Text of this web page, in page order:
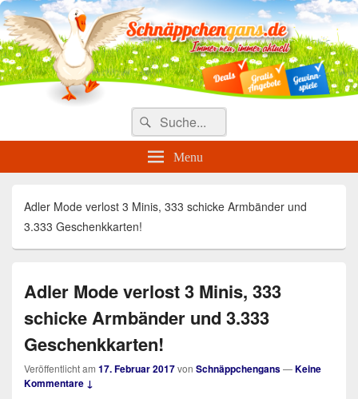
Täglich die besten Gewinnspiele
und Angebote
Search
for:
Suche
Menu
Adler Mode verlost 3 Minis, 333 schicke Armbänder und
3.333 Geschenkkarten!
Adler Mode verlost 3 Minis, 333
schicke Armbänder und 3.333
Geschenkkarten!
Veröffentlicht am 17. Februar 2017von Schnäppchengans—Keine
Kommentare ↓